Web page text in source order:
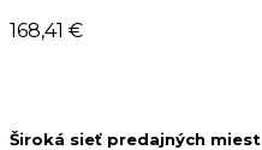
168,41 €
Široká sieť predajných miest